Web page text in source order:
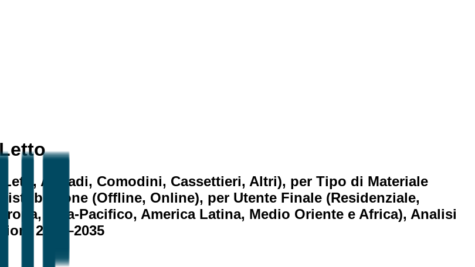
Armadi, Comodini, Cassettieri, Altri), per Tipo di Materiale
(Offline, Online), per Utente Finale (Residenziale,
Asia-Pacifico, America Latina, Medio Oriente e Africa), Analisi
2026–2035